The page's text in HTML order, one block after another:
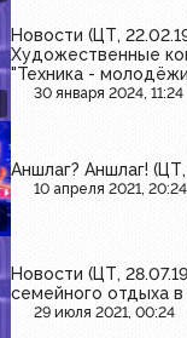
Новости (ЦТ,
Художественные
"Техника -
30 января 2024, 11:24
Аншлаг? Аншлаг!
10 апреля 2021, 20:24
Новости (ЦТ,
семейного отдыха
29 июля 2021, 00:24